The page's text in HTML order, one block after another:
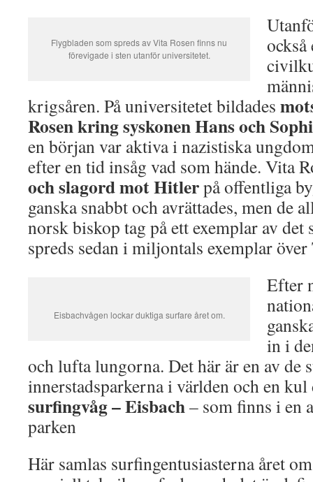
Flygbladen som spreds av Vita Rosen finns nu
förevigade i sten utanför universitetet.
också
krigsåren. På universitetet bildades
Rosen kring syskonen Hans och
en början var aktiva i nazistiska
efter en tid insåg vad som hände. Vita
och slagord mot Hitlerpå offentliga
ganska snabbt och avrättades, men de
norsk biskop tag på ett exemplar av det
spreds sedan i miljontals exemplar
Eisbachvågen lockar duktiga surfare året om.
Efter
in i
och lufta lungorna. Det här är en av de
innerstadsparkerna i världen och en kul
surfingvåg – Eisbach– som finns i en
parken
Här samlas surfingentusiasterna året